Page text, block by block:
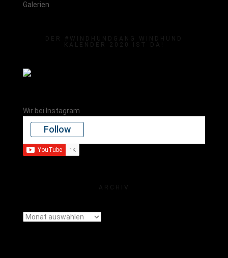
Galerien
DER #WINDHUNDGANG WINDHUND
KALENDER 2020 IST DA!
Wir bei Instagram
Follow
ARCHIV